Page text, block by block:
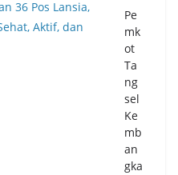
an
Boj
on
eg
ara
-
Pul
o
Am
Pe
mk
ot
Ta
ng
sel
Ke
mb
an
gka